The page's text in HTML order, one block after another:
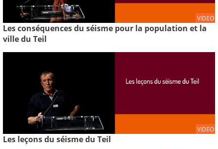
VIDEO
Les conséquences du séisme pour la population et la
ville du Teil
VIDEO
Les leçons du séisme du Teil